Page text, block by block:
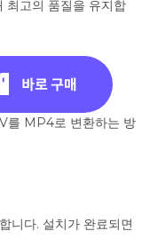
최고의 품질을 유지합
MP4로 변환하는 방
니다. 설치가 완료되면